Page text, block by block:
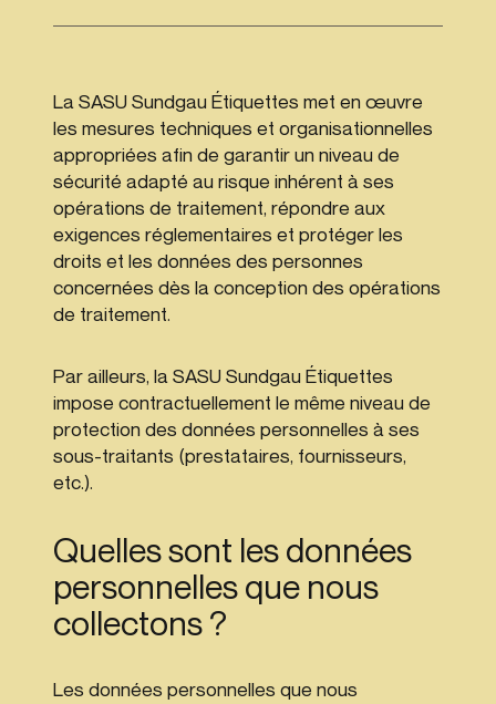
La SASU Sundgau Étiquettes met en œuvre
les mesures techniques et organisationnelles
appropriées afin de garantir un niveau de
sécurité adapté au risque inhérent à ses
opérations de traitement, répondre aux
exigences réglementaires et protéger les
droits et les données des personnes
concernées dès la conception des opérations
de traitement.
Par ailleurs, la SASU Sundgau Étiquettes
impose contractuellement le même niveau de
protection des données personnelles à ses
sous-traitants (prestataires, fournisseurs,
etc.).
Quelles sont les données
personnelles que nous
collectons ?
Les données personnelles que nous